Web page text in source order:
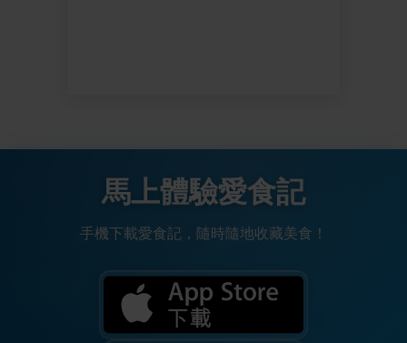
馬上體驗愛食記
手機下載愛食記，隨時隨地收藏美食！